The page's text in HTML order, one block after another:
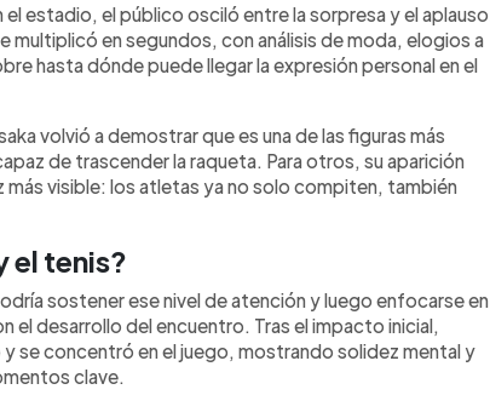
estadio, el público osciló entre la sorpresa y el aplauso.
multiplicó en segundos, con análisis de moda, elogios a
hasta dónde puede llegar la expresión personal en el
volvió a demostrar que es una de las figuras más
de trascender la raqueta. Para otros, su aparición
más visible: los atletas ya no solo compiten, también
el tenis?
sostener ese nivel de atención y luego enfocarse en
el desarrollo del encuentro. Tras el impacto inicial,
y se concentró en el juego, mostrando solidez mental y
clave.